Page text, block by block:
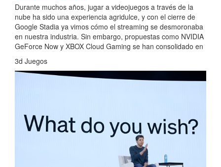
Durante muchos años, jugar a videojuegos a través de la
nube ha sido una experiencia agridulce, y con el cierre de
Google Stadia ya vimos cómo el streaming se desmoronaba
en nuestra industria. Sin embargo, propuestas como NVIDIA
GeForce Now y XBOX Cloud Gaming se han consolidado en
3d Juegos